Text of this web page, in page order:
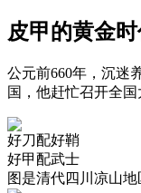
皮甲的黄金
公元前660年，沉迷
国，他赶忙召开全
好刀配好鞘
好甲配武士
图是清代四川凉山